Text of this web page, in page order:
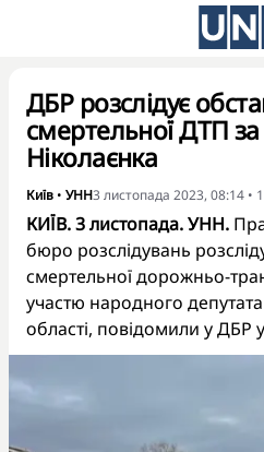
ДБР розслідує
смертельної ДТП
Ніколаєнка
Київ • УНН3 листопада 2023, 08:14 •
КИЇВ. 3 листопада. УНН.
бюро розслідувань
смертельної дорожньо-
участю народного
області, повідомили у